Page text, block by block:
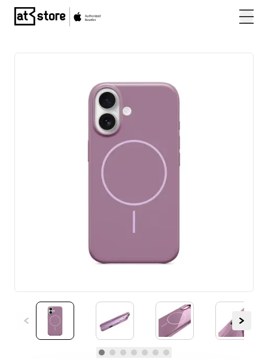
Posjetite početnu stranicu AT Store